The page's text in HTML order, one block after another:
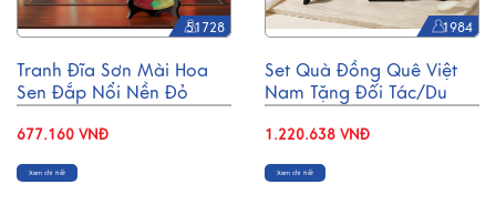
51728
Tranh Đĩa Sơn Mài Hoa
Sen Đắp Nổi Nền Đỏ
677.160 VNĐ
Xem chi tiết
1984
Set Quà Đồng Quê Việt
Nam Tặng Đối Tác/Du
Sơn Mài/ Hộp Namecard
& Đế Lót Ly Sơn Mài
CBQT002
1.220.638 VNĐ
Xem chi tiết